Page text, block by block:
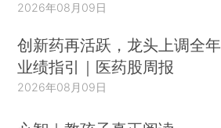
2026年08月09日
创新药再活跃，龙头上调全年
业绩指引｜医药股周报
2026年08月09日